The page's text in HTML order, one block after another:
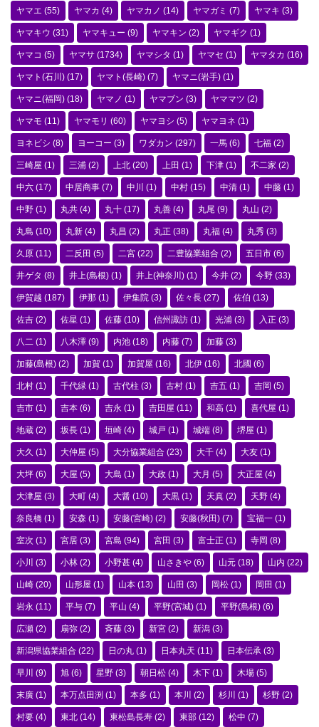
ヤマエ (55) ヤマカ (4) ヤマカノ (14) ヤマガミ (7) ヤマキ (3)
ヤマキウ (31) ヤマキュー (9) ヤマキン (2) ヤマギク (1)
ヤマコ (5) ヤマサ (1734) ヤマシタ (1) ヤマセ (1) ヤマタカ (16)
ヤマト(石川) (17) ヤマト(長崎) (7) ヤマニ(岩手) (1)
ヤマニ(福岡) (18) ヤマノ (1) ヤマブン (3) ヤママツ (2)
ヤマモ (11) ヤマモリ (60) ヤマヨシ (5) ヤマヨネ (1)
ヨネビシ (8) ヨーコー (3) ワダカン (297) 一馬 (6) 七福 (2)
三崎屋 (1) 三浦 (2) 上北 (20) 上田 (1) 下津 (1) 不二家 (2)
中六 (17) 中居商事 (7) 中川 (1) 中村 (15) 中清 (1) 中藤 (1)
中野 (1) 丸共 (4) 丸十 (17) 丸善 (4) 丸尾 (9) 丸山 (2)
丸島 (10) 丸新 (4) 丸昌 (2) 丸正 (38) 丸福 (4) 丸秀 (3)
久原 (11) 二反田 (5) 二宮 (22) 二豊協業組合 (2) 五日市 (6)
井ゲタ (8) 井上(島根) (1) 井上(神奈川) (1) 今井 (2) 今野 (33)
伊賀越 (187) 伊那 (1) 伊集院 (3) 佐々長 (27) 佐伯 (13)
佐吉 (2) 佐星 (1) 佐藤 (10) 信州諏訪 (1) 光浦 (3) 入正 (3)
八二 (1) 八木澤 (9) 内池 (18) 内藤 (7) 加藤 (3)
加藤(島根) (2) 加賀 (1) 加賀屋 (16) 北伊 (16) 北國 (6)
北村 (1) 千代緑 (1) 古代柱 (3) 古村 (1) 吉五 (1) 吉岡 (5)
吉市 (1) 吉本 (6) 吉永 (1) 吉田屋 (11) 和高 (1) 喜代屋 (1)
地蔵 (2) 坂長 (1) 垣崎 (4) 城戸 (1) 城端 (8) 堺屋 (1)
大久 (1) 大仲屋 (5) 大分協業組合 (23) 大千 (4) 大友 (1)
大坪 (6) 大屋 (5) 大島 (1) 大政 (1) 大月 (5) 大正屋 (4)
大津屋 (3) 大町 (4) 大醤 (10) 大黒 (1) 天真 (2) 天野 (4)
奈良橋 (1) 安森 (1) 安藤(宮崎) (2) 安藤(秋田) (7) 宝福一 (1)
室次 (1) 宮居 (3) 宮島 (94) 宮田 (3) 富士正 (1) 寺岡 (8)
小川 (3) 小林 (2) 小野甚 (4) 山さきや (6) 山元 (18) 山内 (22)
山崎 (20) 山形屋 (1) 山本 (13) 山田 (3) 岡松 (1) 岡田 (1)
岩永 (11) 平与 (7) 平山 (4) 平野(宮城) (1) 平野(島根) (6)
広瀬 (2) 扇弥 (2) 斉藤 (3) 新宮 (2) 新潟 (3)
新潟県協業組合 (22) 日の丸 (1) 日本丸天 (11) 日本伝承 (3)
早川 (9) 旭 (6) 星野 (3) 朝日松 (4) 木下 (1) 木場 (5)
末廣 (1) 本万点田渕 (1) 本多 (1) 本川 (2) 杉川 (1) 杉野 (2)
村要 (4) 東北 (14) 東松島長寿 (2) 東部 (12) 松中 (7)